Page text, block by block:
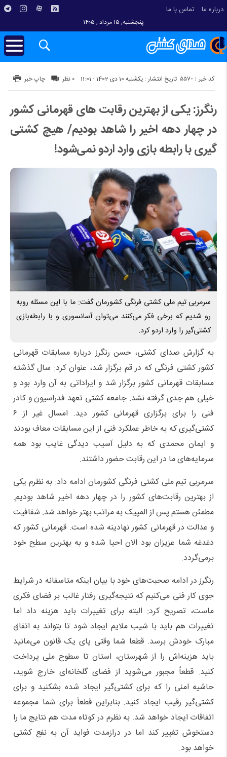
درباره ما تماس با ما
پنجشنبه, ۱۵ مرداد , ۱۴۰۵
تاریخ انتشار : یکشنبه 10 دی 1402 - 11:01 کد خبر : 5570 چاپ خبر ۰ نظر
رنگرز: یکی از بهترین رقابت های قهرمانی کشور
در چهار دهه اخیر را شاهد بودیم/ هیچ کشتی
گیری با رابطه بازی وارد اردو نمی‌شود!
سرمربی تیم ملی کشتی فرنگی کشورمان گفت: ما با این مسئله روبه
رو شدیم که برخی فکر می‌کنند می‌توان آسانسوری و با رابطه‌بازی
کشتی‌گیر را وارد اردو کرد.
به گزارش صدای کشتی، حسن رنگرز درباره مسابقات قهرمانی
کشور کشتی فرنگی که در قم برگزار شد، عنوان کرد: سال گذشته
مسابقات قهرمانی کشور برگزار شد و ایراداتی به آن وارد بود و
خیلی هم جدی گرفته نشد. جامعه کشتی تعهد فدراسیون و کادر
فنی را برای برگزاری قهرمانی کشور دید. امسال غیر از ۶
کشتی‌گیری که به خاطر عملکرد فنی از این مسابقات معاف بودند
و ایمان محمدی که به دلیل آسیب دیدگی غایب بود همه
سرمایه‌های ما در این رقابت حضور داشتند.
سرمربی تیم ملی کشتی فرنگی کشورمان ادامه داد: به نظرم یکی
از بهترین رقابت‌های کشور را در چهار دهه اخیر شاهد بودیم.
مطمئن هستم پس از المپیک به مراتب بهتر خواهد شد. شفافیت
و عدالت در قهرمانی کشور نهادینه شده است. قهرمانی کشور که
دغدغه شما عزیزان بود الان احیا شده و به بهترین سطح خود
برمی‌گردد.
رنگرز در ادامه صحبت‌های خود با بیان اینکه متاسفانه در شرایط
جوی کار فنی می‌کنیم که نتیجه‌گیری رفتار غالب بر فضای فکری
ماست، تصریح کرد: البته برای تغییرات باید هزینه داد اما
تغییرات هم باید با شیب ملایم ایجاد شود تا بتواند به اتفاق
مبارک خودش برسد. قطعا شما وقتی پای یک قانون می‌مانید
باید هزینه‌اش را از شهرستان، استان تا سطوح ملی پرداخت
کنید. قطعاً مجبور می‌شوید از فضای گلخانه‌ای خارج شوید،
حاشیه امنی را که برای کشتی‌گیر ایجاد شده بشکنید و برای
کشتی‌گیر رقیب ایجاد کنید. بنابراین قطعاً برای شما مجموعه
اتفاقات ایجاد خواهد شد. به نظرم در کوتاه مدت هم نتایج ما را
دستخوش تغییر کند اما در درازمدت فواید آن به نفع کشتی
خواهد بود.